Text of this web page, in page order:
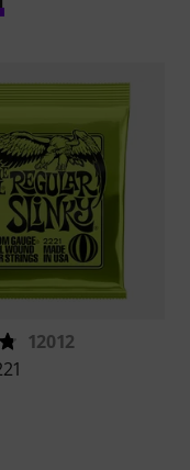
12012